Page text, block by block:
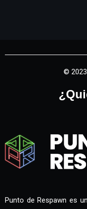
©
Punto de Respawn es